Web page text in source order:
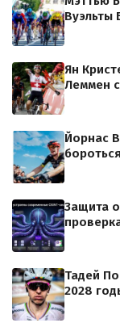
Вуэльты
Ян
Леммен
Йорнас
Защита
Тадей
2028